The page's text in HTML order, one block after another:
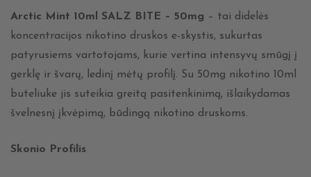
Arctic Mint 10ml SALZ BITE – 50mg – tai didelės
koncentracijos nikotino druskos e-skystis, sukurtas
patyrusiems vartotojams, kurie vertina intensyvų smūgį į
gerklę ir švarų, ledinį mėtų profilį. Su 50mg nikotino 10ml
buteliuke jis suteikia greitą pasitenkinimą, išlaikydamas
švelnesnį įkvėpimą, būdingą nikotino druskoms.
Skonio Profilis